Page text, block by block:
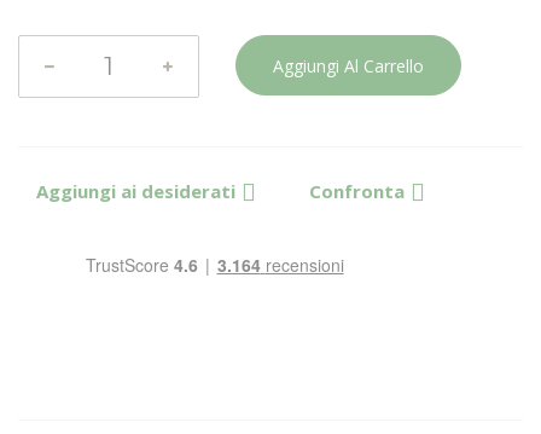
Aggiungi Al Carrello
Aggiungi ai desiderati Confronta